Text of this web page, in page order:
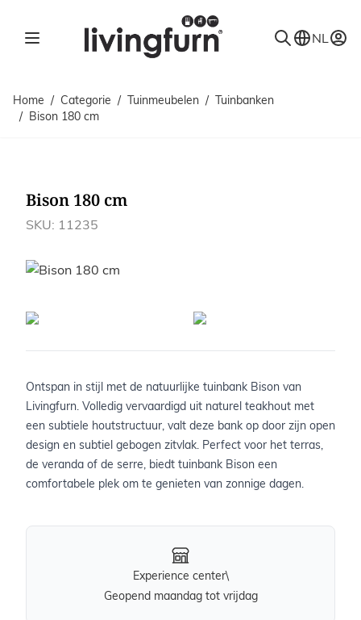
NL
Home / Categorie / Tuinmeubelen / Tuinbanken
/ Bison 180 cm
Bison 180 cm
SKU: 11235
Afbeeldingen
Ontspan in stijl met de natuurlijke tuinbank Bison van
Livingfurn. Volledig vervaardigd uit naturel teakhout met
een subtiele houtstructuur, valt deze bank op door zijn open
design en subtiel gebogen zitvlak. Perfect voor het terras,
de veranda of de serre, biedt tuinbank Bison een
comfortabele plek om te genieten van zonnige dagen.
Experience center\
Geopend maandag tot vrijdag